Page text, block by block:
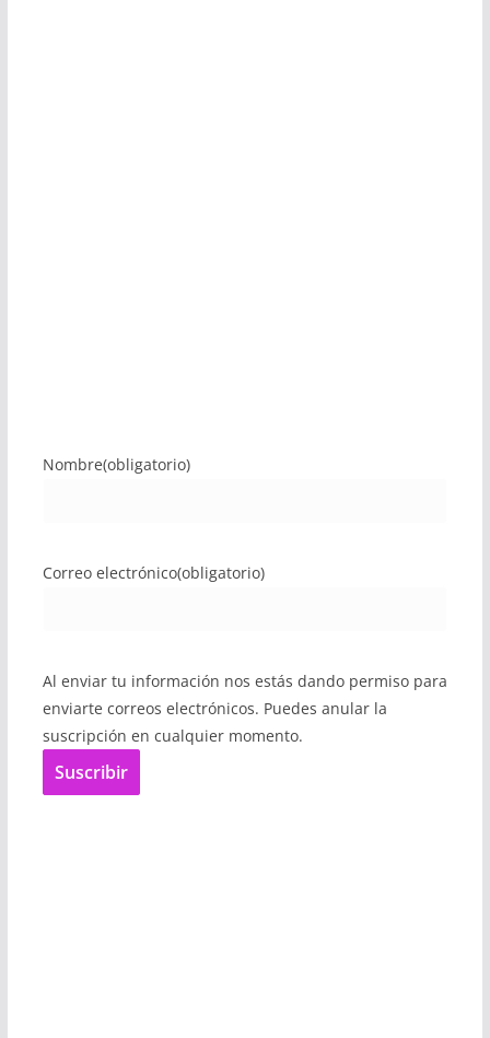
Nombre(obligatorio)
Correo electrónico(obligatorio)
Al enviar tu información nos estás dando permiso para
enviarte correos electrónicos. Puedes anular la
suscripción en cualquier momento.
Suscribir